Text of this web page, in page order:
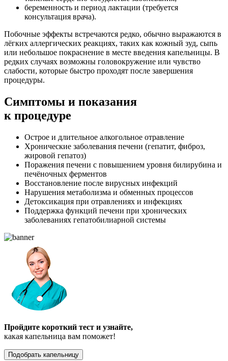
беременность и период лактации (требуется
консультация врача).
Побочные эффекты встречаются редко, обычно выражаются в
лёгких аллергических реакциях, таких как кожный зуд, сыпь
или небольшое покраснение в месте введения капельницы. В
редких случаях возможны головокружение или чувство
слабости, которые быстро проходят после завершения
процедуры.
Симптомы и показания
к процедуре
Острое и длительное алкогольное отравление
Хронические заболевания печени (гепатит, фиброз,
жировой гепатоз)
Поражения печени с повышением уровня билирубина и
печёночных ферментов
Восстановление после вирусных инфекций
Нарушения метаболизма и обменных процессов
Детоксикация при отравлениях и инфекциях
Поддержка функций печени при хронических
заболеваниях гепатобилиарной системы
Пройдите короткий тест и узнайте,
какая капельница вам поможет!
Подобрать капельницу